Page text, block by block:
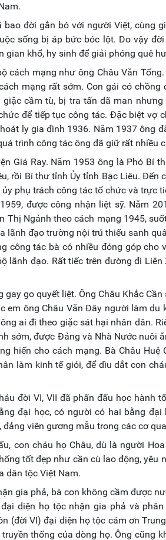
đời gắn bó với người Việt, cùng
sống bị áp bức bóc lột. Do vậy
khổ, hy sinh để giải phóng quê
cách mạng như ông Châu Văn
mạng rất sớm. Con gái có chồng
cầm tù, bị tra tấn dã man
để tiếp tục công tác. Đặc biệt vợ
ly gia đình 1936. Năm 1937 ông
trình công tác ông đã giữ rất nhiều
Giá Ray. Năm 1953 ông là Phó Bí
rồi Bí thư tỉnh Ủy tỉnh Bạc Liêu. Đến
phụ trách công tác tổ chức và trực
được công nhận liệt sỹ. Năm
Thị Ngảnh theo cách mạng 1945,
lãnh đạo trường nội trú thiếu sanh
công tác bà có nhiều đóng góp cho
lãnh đạo. Rất tiếc trên đường đi
go quyết liệt. Ông Châu Khắc
em ông Châu Văn Đây người làm du
ai đi theo giặc sát hại nhân dân.
sớm, được Đảng và Nhà Nước nuôi
hiến cho cách mạng. Bà Châu Huệ
làm kinh tế giỏi, để dìu dắt con
đời VI, VII đã phấn đấu học hành
đại học, có người có hai bằng đại
viên gương mẫu trong các cơ
con cháu họ Châu, dù là người
tốt đẹp như cần cù lao động, yêu
dân tộc Việt Nam.
gia phả, bà con không cầm được
diện họ tộc nhận gia phả và
(đời VI) đại diện họ tộc cám ơn
thống của dòng họ. Ông cũng